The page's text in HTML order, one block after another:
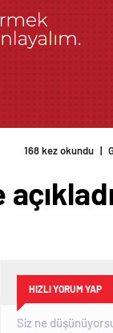
168 kez okundu |
HIZLI YORUM YAP